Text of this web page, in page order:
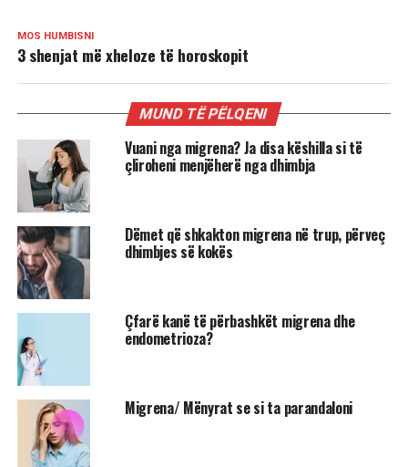
MOS HUMBISNI
3 shenjat më xheloze të horoskopit
MUND TË PËLQENI
Vuani nga migrena? Ja disa këshilla si të
çliroheni menjëherë nga dhimbja
Dëmet që shkakton migrena në trup, përveç
dhimbjes së kokës
Çfarë kanë të përbashkët migrena dhe
endometrioza?
Migrena/ Mënyrat se si ta parandaloni